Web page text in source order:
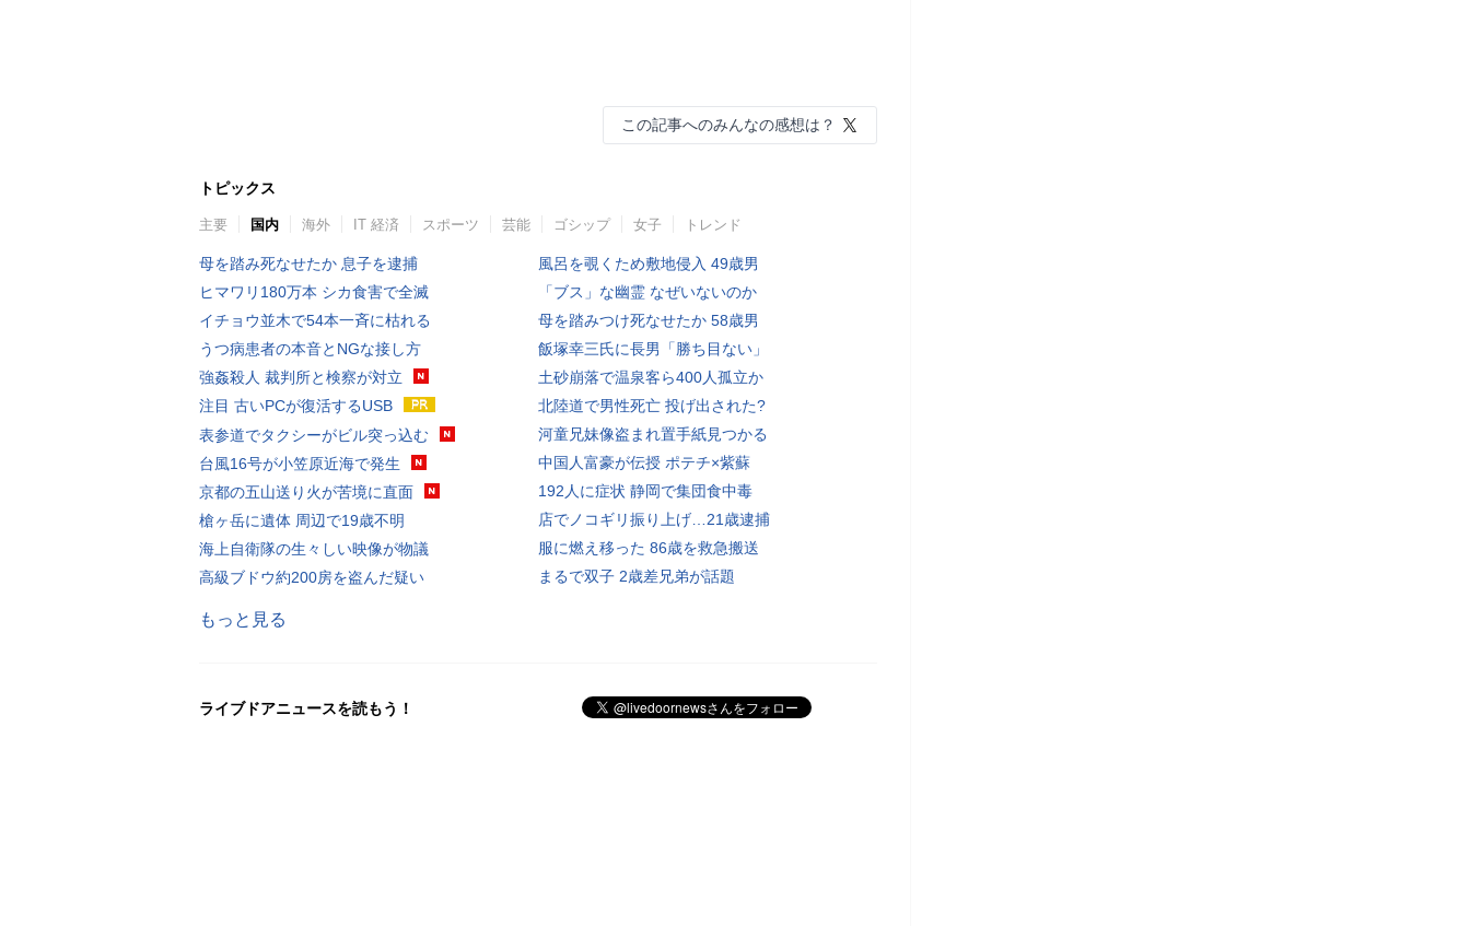
この記事へのみんなの感想は？
トピックス
主要 国内 海外 IT 経済 スポーツ 芸能 ゴシップ 女子 トレンド
母を踏み死なせたか 息子を逮捕
ヒマワリ180万本 シカ食害で全滅
イチョウ並木で54本一斉に枯れる
うつ病患者の本音とNGな接し方
強姦殺人 裁判所と検察が対立
注目 古いPCが復活するUSB
表参道でタクシーがビル突っ込む
台風16号が小笠原近海で発生
京都の五山送り火が苦境に直面
槍ヶ岳に遺体 周辺で19歳不明
海上自衛隊の生々しい映像が物議
高級ブドウ約200房を盗んだ疑い
風呂を覗くため敷地侵入 49歳男
「ブス」な幽霊 なぜいないのか
母を踏みつけ死なせたか 58歳男
飯塚幸三氏に長男「勝ち目ない」
土砂崩落で温泉客ら400人孤立か
北陸道で男性死亡 投げ出された?
河童兄妹像盗まれ置手紙見つかる
中国人富豪が伝授 ポテチ×紫蘇
192人に症状 静岡で集団食中毒
店でノコギリ振り上げ…21歳逮捕
服に燃え移った 86歳を救急搬送
まるで双子 2歳差兄弟が話題
もっと見る
ライブドアニュースを読もう！